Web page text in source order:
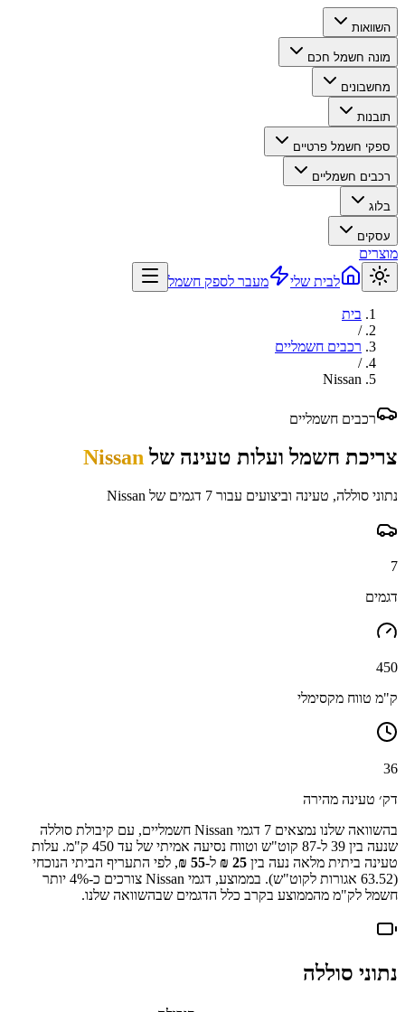
השוואות
מונה חשמל חכם
מחשבונים
תובנות
ספקי חשמל פרטיים
רכבים חשמליים
בלוג
עסקים
מוצרים
לבית שלי
מעבר לספק חשמל
בית
/
רכבים חשמליים
/
Nissan
רכבים חשמליים
צריכת חשמל ועלות טעינה של Nissan
נתוני סוללה, טעינה וביצועים עבור 7 דגמים של Nissan
7
דגמים
450
ק"מ טווח מקסימלי
36
דק׳ טעינה מהירה
בהשוואה שלנו נמצאים 7 דגמי Nissan חשמליים, עם קיבולת סוללה
שנעה בין 39 ל-87 קוט"ש וטווח נסיעה אמיתי של עד 450 ק"מ. עלות
טעינה ביתית מלאה נעה בין 25
₪ ל-55
₪, לפי התעריף הביתי הנוכחי
(
63.52 אגורות לקוט"ש). בממוצע, דגמי Nissan צורכים כ- 4 % יותר
חשמל לק"מ מהממוצע בקרב כלל הדגמים שבהשוואה שלנו.
נתוני סוללה